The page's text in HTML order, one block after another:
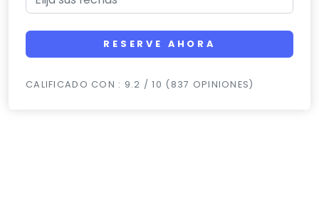
RESERVE AHORA
CALIFICADO CON : 9.2 / 10 (837 OPINIONES)